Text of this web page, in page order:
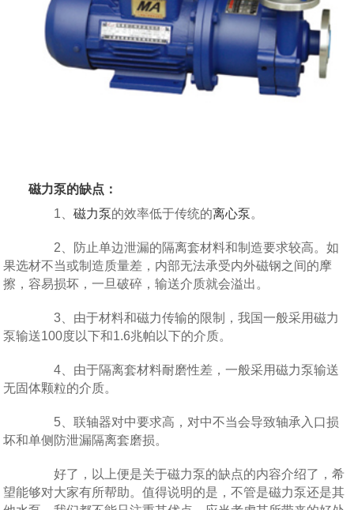
磁力泵的缺点：
1、磁力泵的效率低于传统的离心泵。
2、防止单边泄漏的隔离套材料和制造要求较高。如
果选材不当或制造质量差，内部无法承受内外磁钢之间的摩
擦，容易损坏，一旦破碎，输送介质就会溢出。
3、由于材料和磁力传输的限制，我国一般采用磁力
泵输送100度以下和1.6兆帕以下的介质。
4、由于隔离套材料耐磨性差，一般采用磁力泵输送
无固体颗粒的介质。
5、联轴器对中要求高，对中不当会导致轴承入口损
坏和单侧防泄漏隔离套磨损。
好了，以上便是关于磁力泵的缺点的内容介绍了，希
望能够对大家有所帮助。值得说明的是，不管是磁力泵还是其